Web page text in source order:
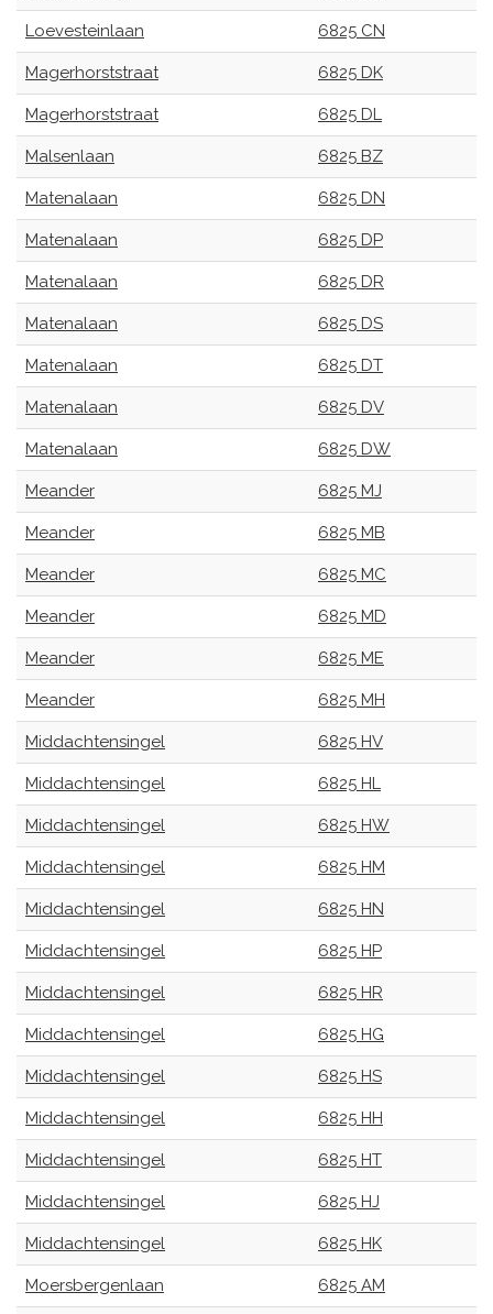
Loevesteinlaan 6825 CN
Magerhorststraat 6825 DK
Magerhorststraat 6825 DL
Malsenlaan 6825 BZ
Matenalaan 6825 DN
Matenalaan 6825 DP
Matenalaan 6825 DR
Matenalaan 6825 DS
Matenalaan 6825 DT
Matenalaan 6825 DV
Matenalaan 6825 DW
Meander 6825 MJ
Meander 6825 MB
Meander 6825 MC
Meander 6825 MD
Meander 6825 ME
Meander 6825 MH
Middachtensingel 6825 HV
Middachtensingel 6825 HL
Middachtensingel 6825 HW
Middachtensingel 6825 HM
Middachtensingel 6825 HN
Middachtensingel 6825 HP
Middachtensingel 6825 HR
Middachtensingel 6825 HG
Middachtensingel 6825 HS
Middachtensingel 6825 HH
Middachtensingel 6825 HT
Middachtensingel 6825 HJ
Middachtensingel 6825 HK
Moersbergenlaan 6825 AM